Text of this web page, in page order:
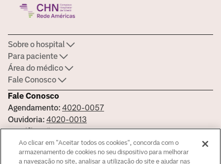
Fale Conosco
Agendamento: 4020-0057
Ouvidoria: 4020-0013
Certificações
Sobre o hospital
Para paciente
Área do médico
Fale Conosco
Ao clicar em "Aceitar todos os cookies", concorda com o
armazenamento de cookies no seu dispositivo para melhorar
a navegação no site, analisar a utilização do site e ajudar nas